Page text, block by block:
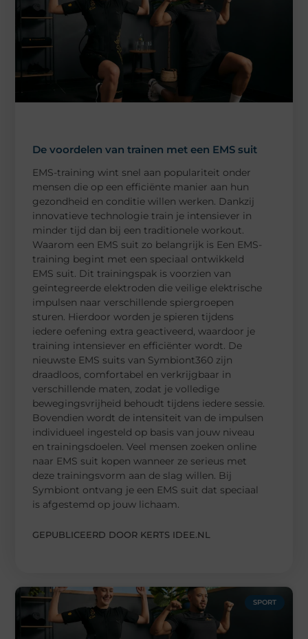
De voordelen van trainen met een EMS suit
EMS-training wint snel aan populariteit onder
mensen die op een efficiënte manier aan hun
gezondheid en conditie willen werken. Dankzij
innovatieve technologie train je intensiever in
minder tijd dan bij een traditionele workout.
Waarom een EMS suit zo belangrijk is Een EMS-
training begint met een speciaal ontwikkeld
EMS suit. Dit trainingspak is voorzien van
geïntegreerde elektroden die veilige elektrische
impulsen naar verschillende spiergroepen
sturen. Hierdoor worden je spieren tijdens
iedere oefening extra geactiveerd, waardoor je
training intensiever en efficiënter wordt. De
nieuwste EMS suits van Symbiont360 zijn
draadloos, comfortabel en verkrijgbaar in
verschillende maten, zodat je volledige
bewegingsvrijheid behoudt tijdens iedere sessie.
Bovendien wordt de intensiteit van de impulsen
individueel ingesteld op basis van jouw niveau
en trainingsdoelen. Veel mensen zoeken online
naar EMS suit kopen wanneer ze serieus met
deze trainingsvorm aan de slag willen. Bij
Symbiont ontvang je een EMS suit dat speciaal
is afgestemd op jouw lichaam.
GEPUBLICEERD DOOR KERTS IDEE.NL
SPORT